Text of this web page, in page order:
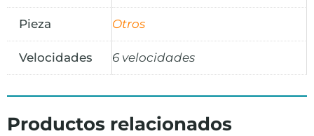
Pieza Otros
Velocidades 6 velocidades
Productos relacionados